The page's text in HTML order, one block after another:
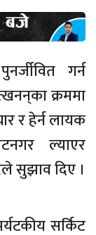
गर्न
क्रममा
र हेर्न लायक
ल्याएर
सुझाव दिए ।
सर्किट